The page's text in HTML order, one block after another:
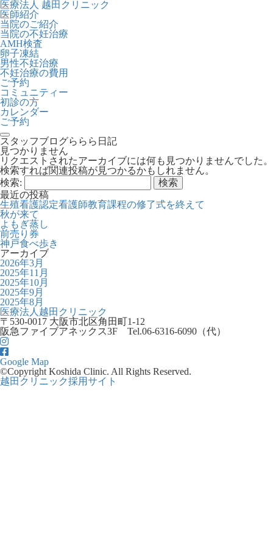
医療法人 越田クリニック
医師紹介
当院のご紹介
当院の不妊治療
AMH検査
卵子凍結
男性不妊治療
不妊治療の費用
ご予約
コミュニティー
初診の方
カレンダー
ご予約
toggle navigation
スタッフブログららら日記
見つかりません
リクエストされたアーカイブには何も見つかりませんでした。
検索すれば関連投稿が見つかるかもしれません。
検索:
最近の投稿
生殖看護認定看護師教育課程の修了式を終えて
秋が来て
よもぎ蒸し
前売り券
神戸食べ歩き
アーカイブ
2026年3月
2025年11月
2025年10月
2025年9月
2025年8月
医療法人越田クリニック
〒530-0017 大阪市北区角田町1-12
阪急ファイブアネックス3F Tel.06-6316-6090（代）
Google Map
©Copyright Koshida Clinic. All Rights Reserved.
越田クリニック採用サイト